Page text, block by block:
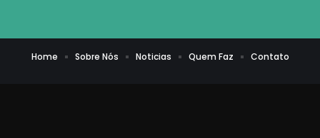
Home Sobre Nós Noticias Quem Faz Contato